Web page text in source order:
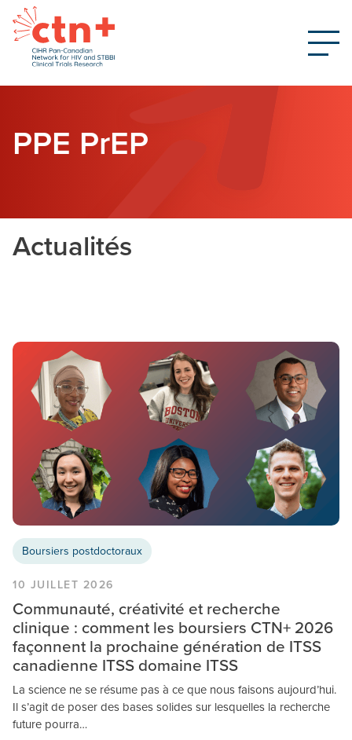
PPE PrEP
Actualités
Boursiers postdoctoraux
10 JUILLET 2026
Communauté, créativité et recherche
clinique : comment les boursiers CTN+ 2026
façonnent la prochaine génération de ITSS
canadienne ITSS domaine ITSS
La science ne se résume pas à ce que nous faisons aujourd’hui.
Il s’agit de poser des bases solides sur lesquelles la recherche
future pourra…